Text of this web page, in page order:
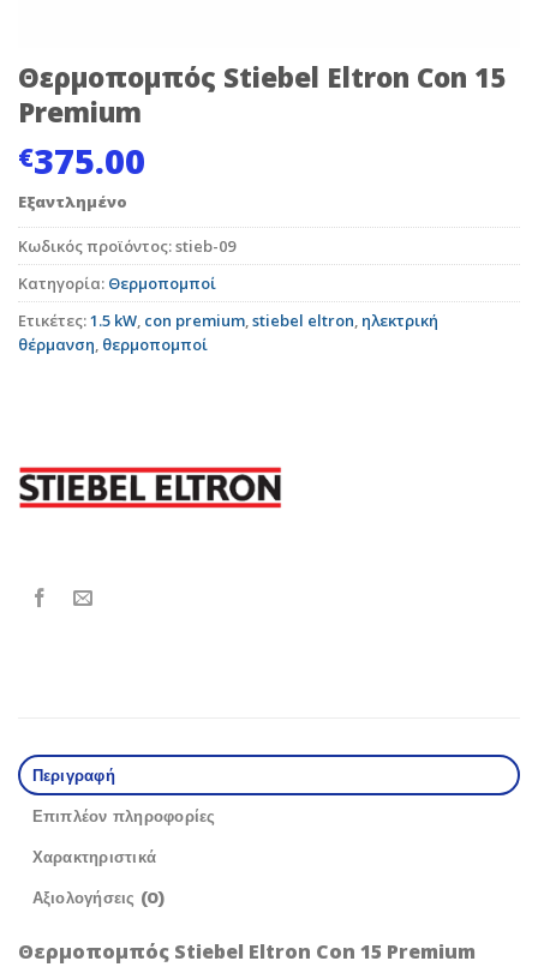
Θερμοπομπός Stiebel Eltron Con 15
Premium
€375.00
Εξαντλημένο
Κωδικός προϊόντος:stieb-09
Κατηγορία: Θερμοπομποί
Ετικέτες:1.5 kW, con premium,stiebel eltron, ηλεκτρική
θέρμανση, θερμοπομποί
Περιγραφή
Επιπλέον πληροφορίες
Χαρακτηριστικά
Αξιολογήσεις (0)
Θερμοπομπός Stiebel Eltron Con 15 Premium